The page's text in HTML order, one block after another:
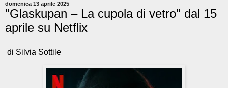
domenica 13 aprile 2025
"Glaskupan – La cupola di vetro" dal 15
aprile su Netflix
di Silvia Sottile